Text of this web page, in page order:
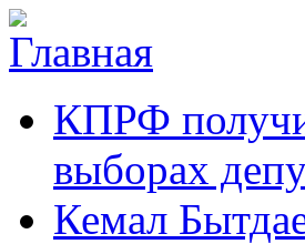
Перейти к основному содержанию
Черкесское
республиканское
отделение
Коммунистической
партии Российской
Федерации
аргументы,
факты КПРФ
выборах
Кемал